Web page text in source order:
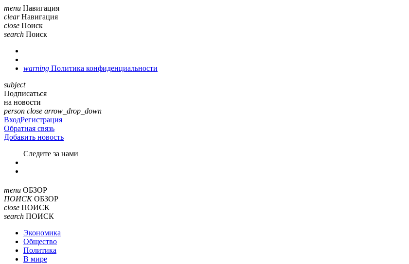
menu Навигация
clear Навигация
close Поиск
search Поиск
warning Политика конфиденциальности
subject
Подписаться
на новости
person close arrow_drop_down
ВходРегистрация
Обратная связь
Добавить новость
Cледите за нами
menu ОБЗОР
ПОИСК ОБЗОР
close ПОИСК
search ПОИСК
Экономика
Общество
Политика
В мире